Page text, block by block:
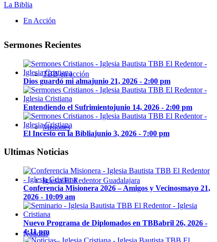
En Acción
TBB en acción
Misiones
Iglesia El Redentor Guadalajara
Noticias
La Biblia
Sermones Recientes
Dios guardó mi almajunio 21, 2026 - 2:00 pm
Entendiendo el Sufrimientojunio 14, 2026 - 2:00 pm
El Incesto en la Bibliajunio 3, 2026 - 7:00 pm
Ultimas Noticias
Conferencia Misionera 2026 – Amigos y Vecinosmayo 21,
2026 - 10:09 am
Nuevo Programa de Diplomados en TBBabril 26, 2026 -
4:11 pm